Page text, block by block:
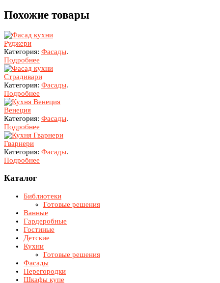
Похожие товары
Руджери
Категория: Фасады.
Подробнее
Страдивари
Категория: Фасады.
Подробнее
Венеция
Категория: Фасады.
Подробнее
Гварнери
Категория: Фасады.
Подробнее
Каталог
Библиотеки
Готовые решения
Ванные
Гардеробные
Гостиные
Детские
Кухни
Готовые решения
Фасады
Перегородки
Шкафы купе